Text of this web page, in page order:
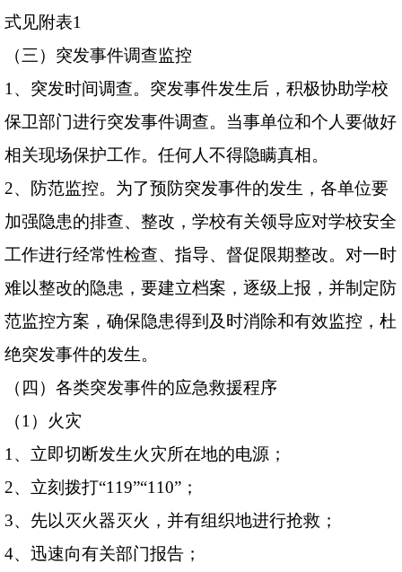
式见附表1
（三）突发事件调查监控
1 、突发时间调查。突发事件发生后，积极协助学校
保卫部门进行突发事件调查。当事单位和个人要做好
相关现场保护工作。任何人不得隐瞒真相。
2、防范监控。为了预防突发事件的发生，各单位要
加强隐患的排查、整改，学校有关领导应对学校安全
工作进行经常性检查、指导、督促限期整改。对一时
难以整改的隐患，要建立档案，逐级上报，并制定防
范监控方案，确保隐患得到及时消除和有效监控，杜
绝突发事件的发生。
（四）各类突发事件的应急救援程序
（1 ）火灾
1 、立即切断发生火灾所在地的电源；
2、立刻拨打“119”“110”；
3、先以灭火器灭火，并有组织地进行抢救；
4、迅速向有关部门报告；